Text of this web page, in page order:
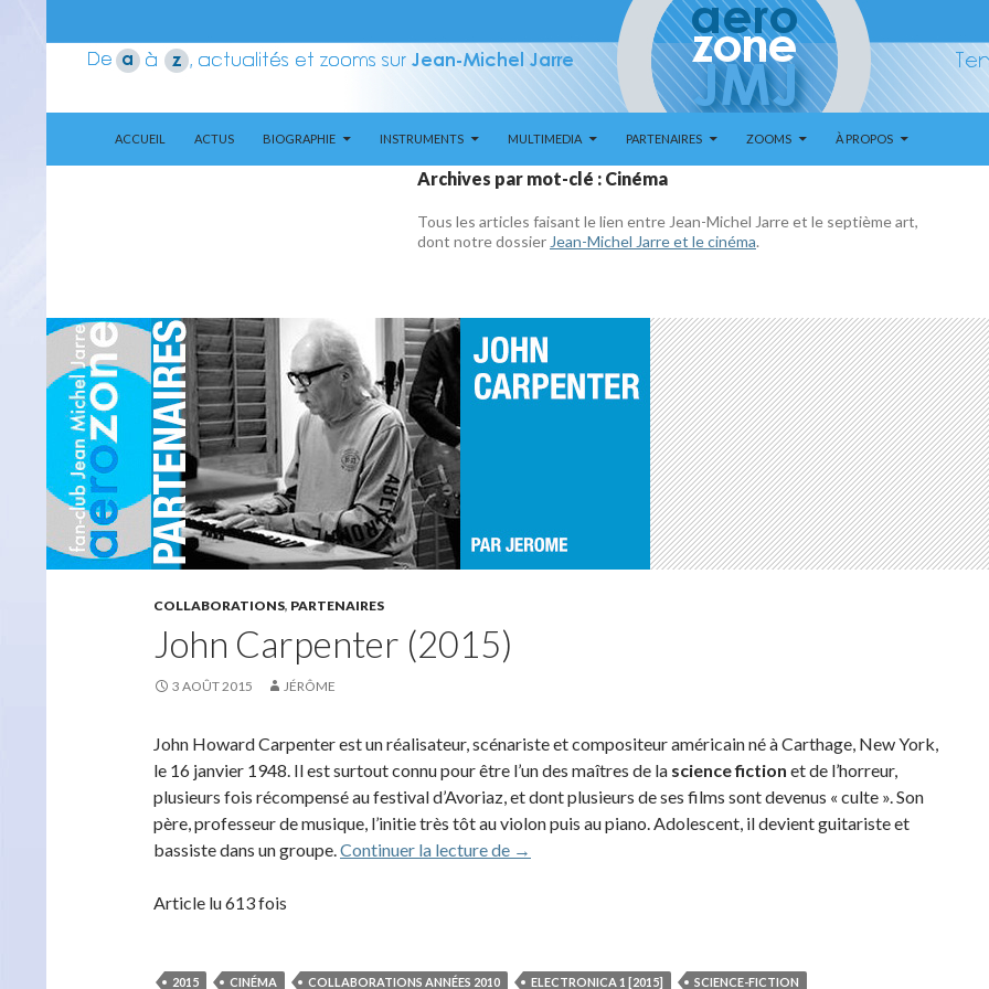
Aerozone JMJ
ACCUEIL
ACTUS BIOGRAPHIE INSTRUMENTS MULTIMEDIA PARTENAIRES ZOOMS À PROPOS
Archives par mot-clé : Cinéma
Tous les articles faisant le lien entre Jean-Michel Jarre et le septième art,
dont notre dossier Jean-Michel Jarre et le cinéma.
COLLABORATIONS, PARTENAIRES
John Carpenter (2015)
3 AOÛT 2015 JÉRÔME
John Howard Carpenter est un réalisateur, scénariste et compositeur américain né à Carthage, New York,
le 16 janvier 1948. Il est surtout connu pour être l’un des maîtres de la science fiction et de l’horreur,
plusieurs fois récompensé au festival d’Avoriaz, et dont plusieurs de ses films sont devenus « culte ». Son
père, professeur de musique, l’initie très tôt au violon puis au piano. Adolescent, il devient guitariste et
bassiste dans un groupe.Continuer la lecture de John Carpenter (2015)
→
Article lu 613 fois
2015 CINÉMA COLLABORATIONS ANNÉES 2010 ELECTRONICA 1 [2015] SCIENCE-FICTION